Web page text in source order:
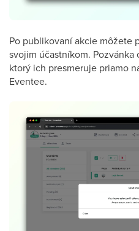
Po publikovaní akcie môžete
svojim účastníkom.
ktorý ich presmeruje priamo
Eventee.